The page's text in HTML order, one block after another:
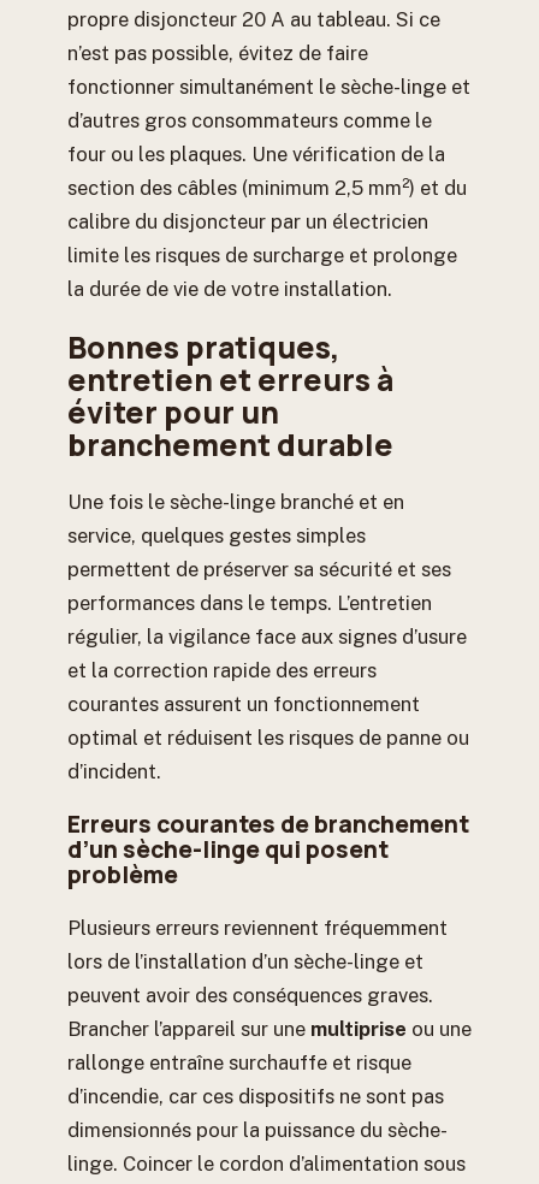
propre disjoncteur 20 A au tableau. Si ce
n’est pas possible, évitez de faire
fonctionner simultanément le sèche-linge et
d’autres gros consommateurs comme le
four ou les plaques. Une vérification de la
section des câbles (minimum 2,5 mm²) et du
calibre du disjoncteur par un électricien
limite les risques de surcharge et prolonge
la durée de vie de votre installation.
Bonnes pratiques,
entretien et erreurs à
éviter pour un
branchement durable
Une fois le sèche-linge branché et en
service, quelques gestes simples
permettent de préserver sa sécurité et ses
performances dans le temps. L’entretien
régulier, la vigilance face aux signes d’usure
et la correction rapide des erreurs
courantes assurent un fonctionnement
optimal et réduisent les risques de panne ou
d’incident.
Erreurs courantes de branchement
d’un sèche-linge qui posent
problème
Plusieurs erreurs reviennent fréquemment
lors de l’installation d’un sèche-linge et
peuvent avoir des conséquences graves.
Brancher l’appareil sur une multiprise ou une
rallonge entraîne surchauffe et risque
d’incendie, car ces dispositifs ne sont pas
dimensionnés pour la puissance du sèche-
linge. Coincer le cordon d’alimentation sous